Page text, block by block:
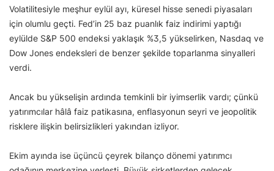
Volatilitesiyle meşhur eylül ayı, küresel hisse senedi piyasaları
için olumlu geçti. Fed’in 25 baz puanlık faiz indirimi yaptığı
eylülde S&P 500 endeksi yaklaşık %3,5 yükselirken, Nasdaq ve
Dow Jones endeksleri de benzer şekilde toparlanma sinyalleri
verdi.
Ancak bu yükselişin ardında temkinli bir iyimserlik vardı; çünkü
yatırımcılar hâlâ faiz patikasına, enflasyonun seyri ve jeopolitik
risklere ilişkin belirsizlikleri yakından izliyor.
Ekim ayında ise üçüncü çeyrek bilanço dönemi yatırımcı